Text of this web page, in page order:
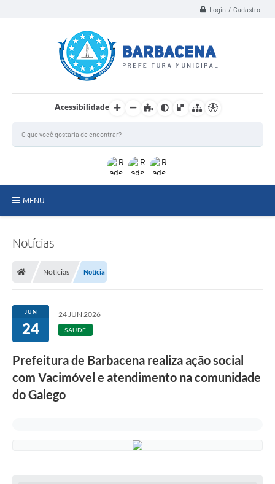
Login / Cadastro
Acessibilidade
MENU
Meio Ambiente
Ouvidoria
Serviços
Visite Barbacena
Notícias
Notícias Notícia
JUN
24
24 JUN 2026
SAÚDE
Prefeitura de Barbacena realiza ação social
com Vacimóvel e atendimento na comunidade
do Galego